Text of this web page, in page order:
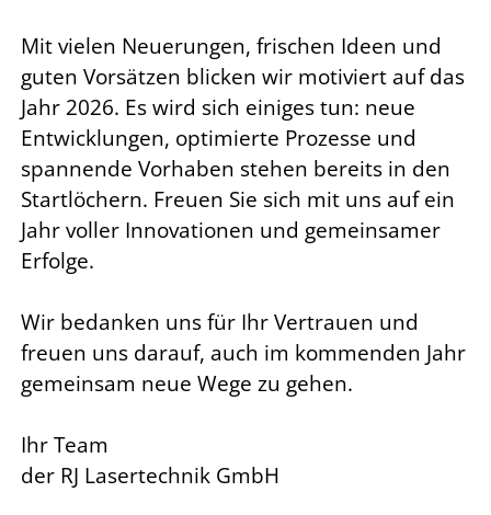
Mit vielen Neuerungen, frischen Ideen und
guten Vorsätzen blicken wir motiviert auf das
Jahr 2026. Es wird sich einiges tun: neue
Entwicklungen, optimierte Prozesse und
spannende Vorhaben stehen bereits in den
Startlöchern. Freuen Sie sich mit uns auf ein
Jahr voller Innovationen und gemeinsamer
Erfolge.
Wir bedanken uns für Ihr Vertrauen und
freuen uns darauf, auch im kommenden Jahr
gemeinsam neue Wege zu gehen.
Ihr Team
der RJ Lasertechnik GmbH